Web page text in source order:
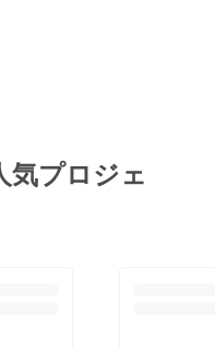
気プロジェ